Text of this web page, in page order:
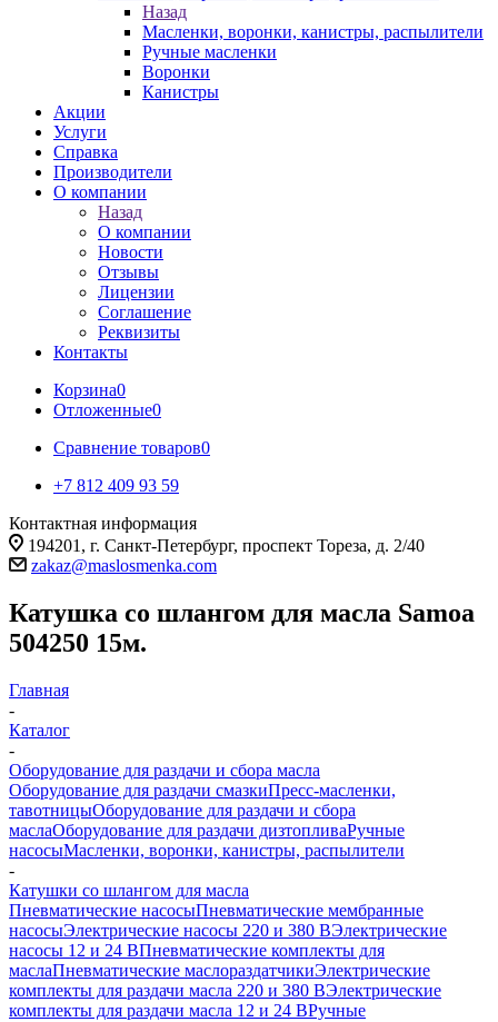
Назад
Масленки, воронки, канистры, распылители
Ручные масленки
Воронки
Канистры
Акции
Услуги
Справка
Производители
О компании
Назад
О компании
Новости
Отзывы
Лицензии
Соглашение
Реквизиты
Контакты
Корзина0
Отложенные0
Сравнение товаров0
+7 812 409 93 59
Контактная информация
194201, г. Санкт-Петербург, проспект Тореза, д. 2/40
zakaz@maslosmenka.com
Катушка со шлангом для масла Samoa
504250 15м.
Главная
-
Каталог
-
Оборудование для раздачи и сбора масла
Оборудование для раздачи смазкиПресс-масленки,
тавотницыОборудование для раздачи и сбора
маслаОборудование для раздачи дизтопливаРучные
насосыМасленки, воронки, канистры, распылители
-
Катушки со шлангом для масла
Пневматические насосыПневматические мембранные
насосыЭлектрические насосы 220 и 380 ВЭлектрические
насосы 12 и 24 ВПневматические комплекты для
маслаПневматические маслораздатчикиЭлектрические
комплекты для раздачи масла 220 и 380 ВЭлектрические
комплекты для раздачи масла 12 и 24 ВРучные